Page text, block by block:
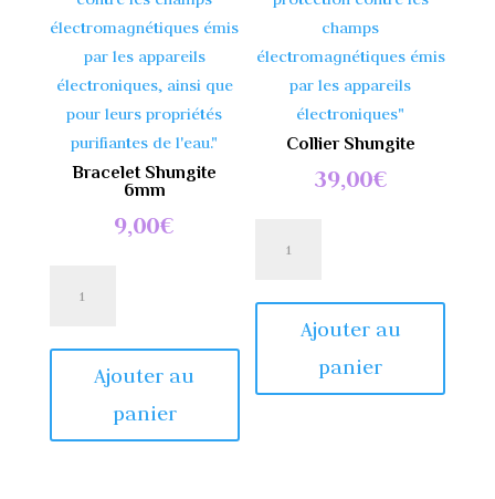
Bracelet Shungite
6mm
9,00€
ShungiteAjouter au
panier
Collier Shungite
39,00€
ShungiteAjouter au
panier